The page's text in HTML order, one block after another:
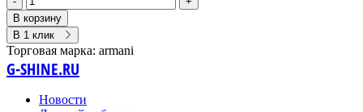
В корзину
В 1 клик
Торговая марка: armani
G-SHINE.RU
Новости